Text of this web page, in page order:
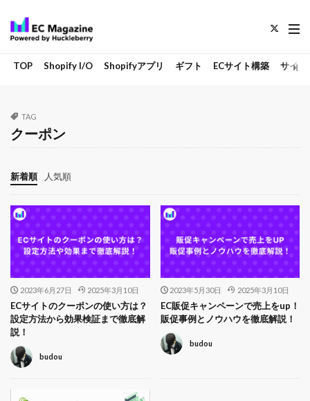
TOP Shopify I/O Shopifyアプリ ギフト ECサイト構築 サイト
TAG
クーポン
新着順 人気順
2023年6月27日 2025年3月10日
ECサイトのクーポンの使い方は？
設定方法から効果検証まで徹底解
説！
budou
2023年5月30日 2025年3月10日
EC販促キャンペーンで売上をup！
販促事例とノウハウを徹底解説！
budou